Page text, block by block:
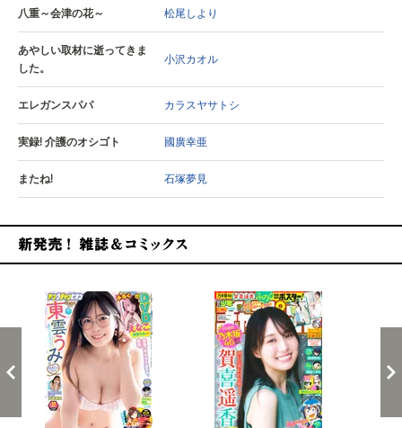
八重～会津の花～ 松尾しより
あやしい取材に逝ってきま
した。
小沢カオル
エレガンスパパ カラスヤサトシ
実録! 介護のオシゴト 國廣幸亜
またね! 石塚夢見